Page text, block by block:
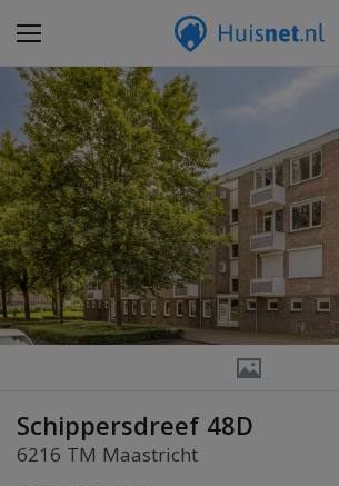
Schippersdreef 48D
6216 TM Maastricht